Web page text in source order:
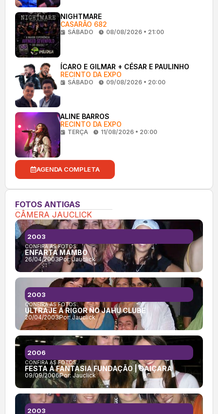
NIGHTMARE
CASARÃO 682
SÁBADO 08/08/2026 • 21:00
ÍCARO E GILMAR + CÉSAR E PAULINHO
RECINTO DA EXPO
SÁBADO 09/08/2026 • 20:00
ALINE BARROS
RECINTO DA EXPO
TERÇA 11/08/2026 • 20:00
AGENDA COMPLETA
FOTOS ANTIGAS
CÂMERA JAUCLICK
CONFIRA AS FOTOS:
ENFARTA MAMBO
26/04/2003Por:Jauclick
2003
CONFIRA AS FOTOS:
ULTRAJE A RIGOR NO JAHU CLUBE
20/04/2003Por:Jauclick
2003
CONFIRA AS FOTOS:
FESTA À FANTASIA FUNDAÇÃO | CAIÇARA
09/09/2006Por: Jauclick
2006
2003